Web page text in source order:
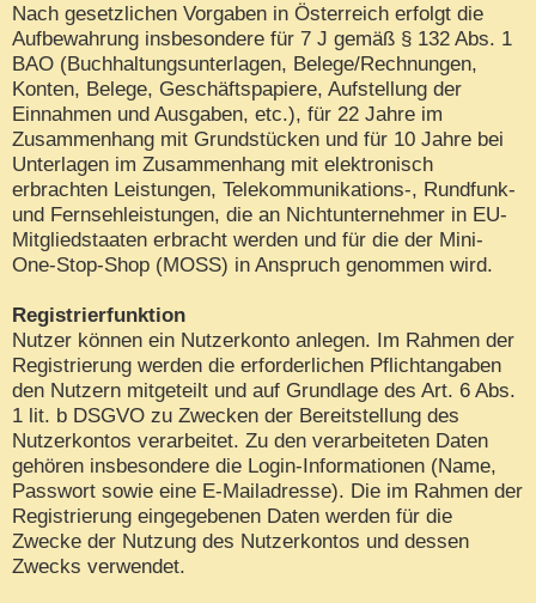
Nach gesetzlichen Vorgaben in Österreich erfolgt die
Aufbewahrung insbesondere für 7 J gemäß § 132 Abs. 1
BAO (Buchhaltungsunterlagen, Belege/Rechnungen,
Konten, Belege, Geschäftspapiere, Aufstellung der
Einnahmen und Ausgaben, etc.), für 22 Jahre im
Zusammenhang mit Grundstücken und für 10 Jahre bei
Unterlagen im Zusammenhang mit elektronisch
erbrachten Leistungen, Telekommunikations-, Rundfunk-
und Fernsehleistungen, die an Nichtunternehmer in EU-
Mitgliedstaaten erbracht werden und für die der Mini-
One-Stop-Shop (MOSS) in Anspruch genommen wird.
Registrierfunktion
Nutzer können ein Nutzerkonto anlegen. Im Rahmen der
Registrierung werden die erforderlichen Pflichtangaben
den Nutzern mitgeteilt und auf Grundlage des Art. 6 Abs.
1 lit. b DSGVO zu Zwecken der Bereitstellung des
Nutzerkontos verarbeitet. Zu den verarbeiteten Daten
gehören insbesondere die Login-Informationen (Name,
Passwort sowie eine E-Mailadresse). Die im Rahmen der
Registrierung eingegebenen Daten werden für die
Zwecke der Nutzung des Nutzerkontos und dessen
Zwecks verwendet.